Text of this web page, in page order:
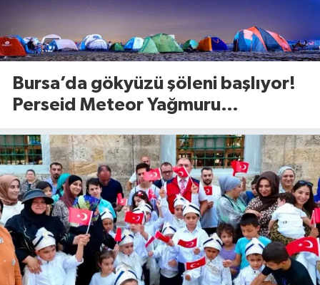
Bursa’da gökyüzü şöleni başlıyor!
Perseid Meteor Yağmuru